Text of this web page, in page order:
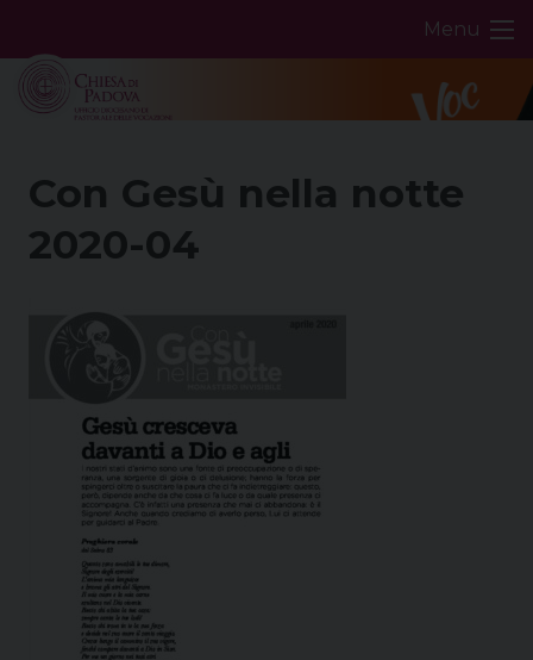
content
Menu
Con Gesù nella notte
2020-04